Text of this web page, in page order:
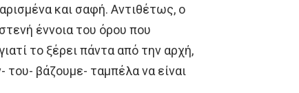
και σαφή. Αντιθέτως, ο
έννοια του όρου που
το ξέρει πάντα από την αρχή,
βάζουμε- ταμπέλα να είναι